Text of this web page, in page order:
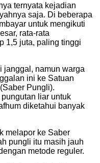
ternyata kejadian
saja. Di beberapa
untuk mengikuti
rata-rata
1,5 juta, paling tinggi
janggal, namun warga
ini ke Satuan
Pungli).
liar untuk
diketahui banyak
melapor ke Saber
pungli itu masih jauh
metode reguler.